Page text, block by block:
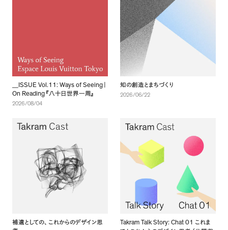
ISSUE Vol.11: Ways of Seeing
On Reading 『 八十日世界一周 』
2026/08/04
知の創造とまちづくり
2026/06/22
補遺としての、 これからのデザイン思
Takram Talk Story: Chat 01
これま